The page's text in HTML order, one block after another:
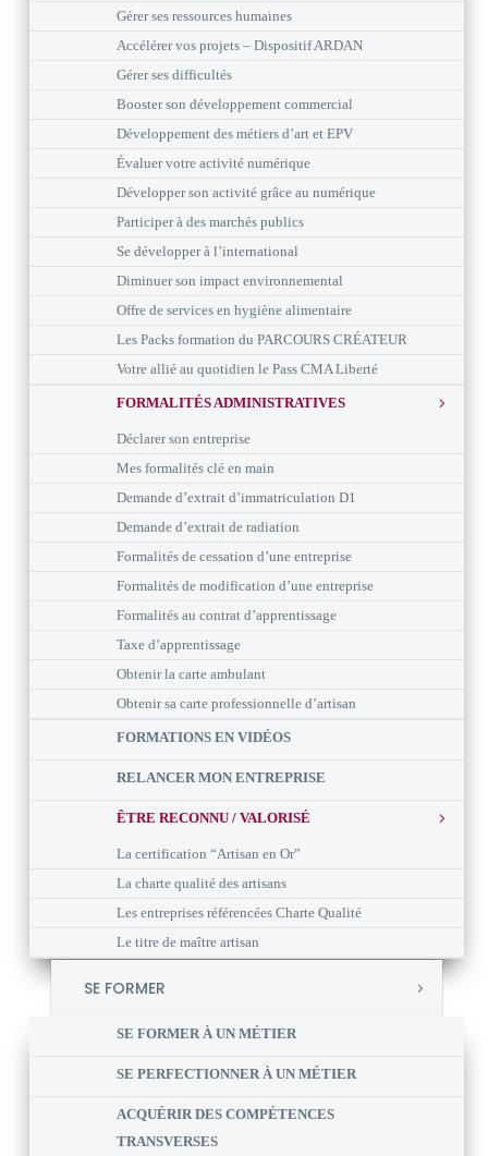
Gérer ses ressources humaines
Accélérer vos projets – Dispositif ARDAN
Gérer ses difficultés
Booster son développement commercial
Développement des métiers d’art et EPV
Évaluer votre activité numérique
Développer son activité grâce au numérique
Participer à des marchés publics
Se développer à l’international
Diminuer son impact environnemental
Offre de services en hygiène alimentaire
Les Packs formation du PARCOURS CRÉATEUR
Votre allié au quotidien le Pass CMA Liberté
FORMALITÉS ADMINISTRATIVES
Déclarer son entreprise
Mes formalités clé en main
Demande d’extrait d’immatriculation D1
Demande d’extrait de radiation
Formalités de cessation d’une entreprise
Formalités de modification d’une entreprise
Formalités au contrat d’apprentissage
Taxe d’apprentissage
Obtenir la carte ambulant
Obtenir sa carte professionnelle d’artisan
FORMATIONS EN VIDÉOS
RELANCER MON ENTREPRISE
ÊTRE RECONNU / VALORISÉ
La certification “Artisan en Or”
La charte qualité des artisans
Les entreprises référencées Charte Qualité
Le titre de maître artisan
SE FORMER
SE FORMER À UN MÉTIER
SE PERFECTIONNER À UN MÉTIER
ACQUÉRIR DES COMPÉTENCES
TRANSVERSES